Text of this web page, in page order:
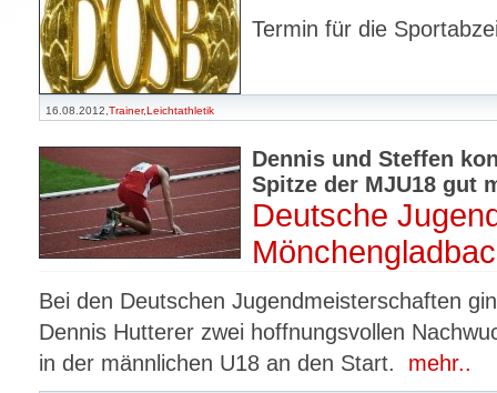
Termin für die
16.08.2012, Trainer,Leichtathletik
Dennis und Steffen
Spitze der MJU18 gut
Deutsche
Bei den Deutschen Jugendmeisterschaften
Dennis Hutterer zwei hoffnungsvollen
in der männlichen U18 an den Start. mehr..